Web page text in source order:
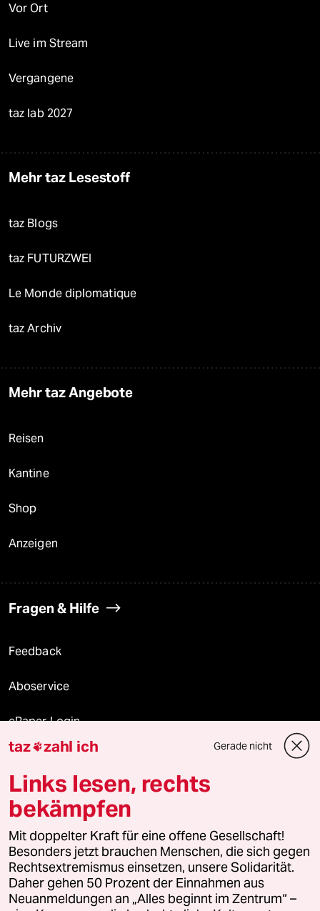
Vor Ort
Live im Stream
Vergangene
taz lab 2027
Mehr taz Lesestoff
taz Blogs
taz FUTURZWEI
Le Monde diplomatique
taz Archiv
Mehr taz Angebote
Reisen
Kantine
Shop
Anzeigen
Fragen & Hilfe
Feedback
Aboservice
ePaper Login
Downloads für Abonnierende
© 2026 taz Verlags und Vertriebs GmbH
Alle Rechte vorbehalten. Bei rechtlichen Fragen oder für Genehmigungen
wenden Sie sich bitte an
lizenzen@taz.de
Feedback Redaktionsstatut Kommune-Richtlinien
taz zahl ich Gerade nicht
Links lesen, rechts
bekämpfen
Mit doppelter Kraft für eine offene Gesellschaft!
Besonders jetzt brauchen Menschen, die sich gegen
Rechtsextremismus einsetzen, unsere Solidarität.
Daher gehen 50 Prozent der Einnahmen aus
Neuanmeldungen an „Alles beginnt im Zentrum“ –